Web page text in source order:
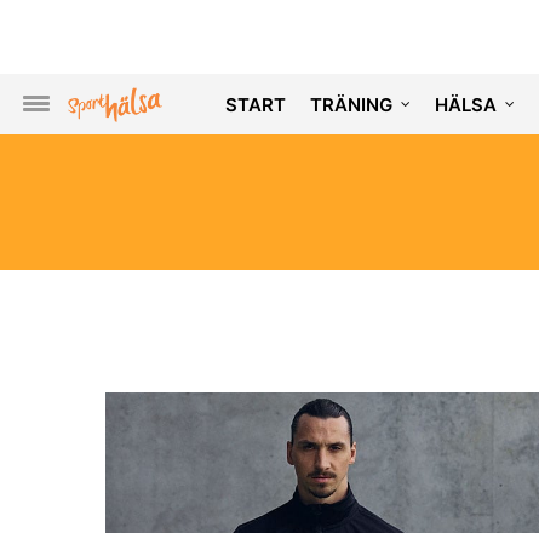
START TRÄNING HÄLSA